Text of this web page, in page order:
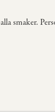
smaker.